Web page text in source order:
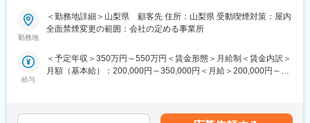
■スキルアップやキャリア形成について：
ご自身の興味がある分野や更に知識を強化したい領域に関する授
業を選択いただき、受講内容に基づいてテストや資格試験に参加
め、スキルアップと昇給を同時に実現いただけます。
す！】
■業務内容例：
濃度分析を担当いただきます。ICPや蛍光X線装置を用いた定量分
析を中心に、品質管理や研究開発支援業務にも関与します。
勤務地
＜勤務地詳細＞山梨県 顧客先 住所：山梨県 受動喫煙対策：屋内
全面禁煙変更の範囲：会社の定める事業所
給与
＜予定年収＞350万円～550万円＜賃金形態＞月給制＜賃金内訳＞
月額（基本給）：200,000円～350,000円＜月給＞200,000円～
の金額であり、選考を通じて上下する可能性があります。月給(月